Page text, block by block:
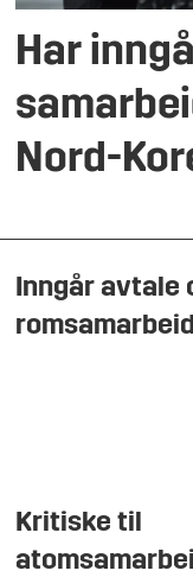
Har
Nord-
Inngår avtale
romsamarbeid
Kritiske til